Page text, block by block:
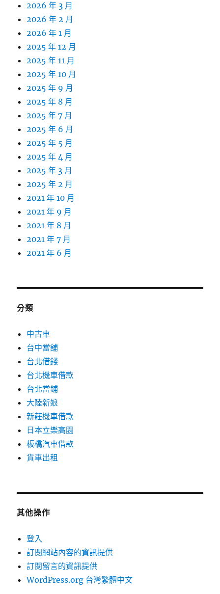
2026 年 3 月
2026 年 2 月
2026 年 1 月
2025 年 12 月
2025 年 11 月
2025 年 10 月
2025 年 9 月
2025 年 8 月
2025 年 7 月
2025 年 6 月
2025 年 5 月
2025 年 4 月
2025 年 3 月
2025 年 2 月
2021 年 10 月
2021 年 9 月
2021 年 8 月
2021 年 7 月
2021 年 6 月
分類
中古車
台中當舖
台北借錢
台北機車借款
台北當鋪
大陸新娘
新莊機車借款
日本立樂高園
板橋汽車借款
貨車出租
其他操作
登入
訂閱網站內容的資訊提供
訂閱留言的資訊提供
WordPress.org 台灣繁體中文